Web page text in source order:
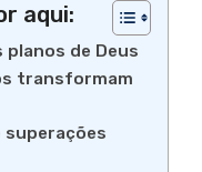
aqui:
de Deus
transformam